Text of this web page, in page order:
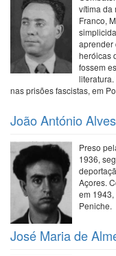
vítima da
Franco,
aprender
heróicas
fossem
nas prisões fascistas, em
João António Alves
Preso
1936,
Açores.
em
Peniche.
José Maria de